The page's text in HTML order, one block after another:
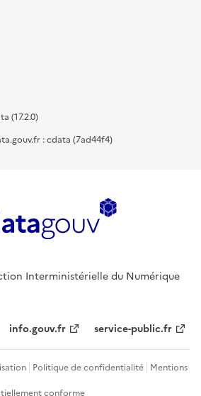
(17.2.0)
: cdata (7ad44f4)
Interministérielle du Numérique
info.gouv.fr service-public.fr
Politique de confidentialité Mentions
conforme